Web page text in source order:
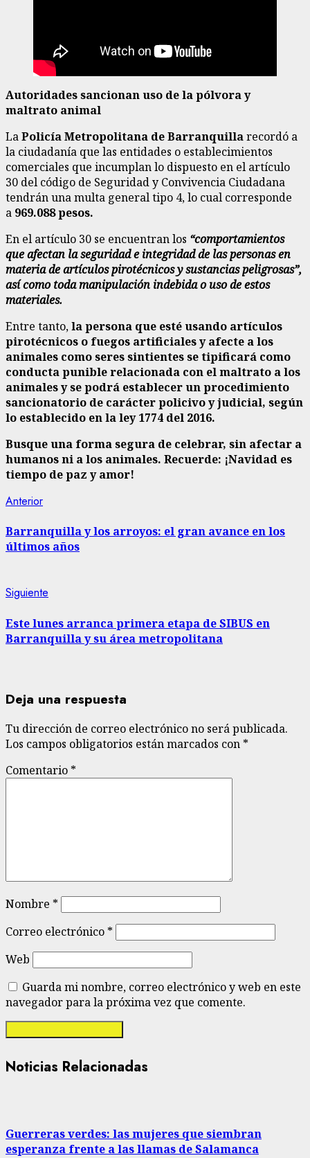
Autoridades sancionan uso de la pólvora y
maltrato animal
LaPolicía Metropolitana de Barranquillarecordó a
la ciudadanía que las entidades o establecimientos
comerciales que incumplan lo dispuesto en el artículo
30 del código de Seguridad y Convivencia Ciudadana
tendrán una multa general tipo 4, lo cual corresponde
a 969.088 pesos.
En el artículo 30 se encuentran los “comportamientos
que afectan la seguridad e integridad de las personas en
materia de artículos pirotécnicos y sustancias peligrosas”,
así como toda manipulación indebida o uso de estos
materiales.
Entre tanto,la persona que esté usando artículos
pirotécnicos o fuegos artificiales y afecte a los
animales como seres sintientes se tipificará como
conducta punible relacionada con el maltrato a los
animales y se podrá establecer un procedimiento
sancionatorio de carácter policivo y judicial, según
lo establecido en la ley 1774 del 2016.
Busque una forma segura de celebrar, sin afectar a
humanos ni a los animales. Recuerde: ¡Navidad es
tiempo de paz y amor!
Sigue
leyendo
AnteriorEntrada
Barranquilla y los arroyos: el gran avance en los
últimos años
Siguiente
Este lunes arranca primera etapa de SIBUS en
Barranquilla y su área metropolitana
Deja una respuesta
Tu dirección de correo electrónico no será publicada.
Los campos obligatorios están marcados con *
Comentario *
Nombre *
Correo electrónico *
Web
Guarda mi nombre, correo electrónico y web en este
navegador para la próxima vez que comente.
Noticias Relacionadas
Guerreras verdes: las mujeres que siembran
esperanza frente a las llamas de Salamanca